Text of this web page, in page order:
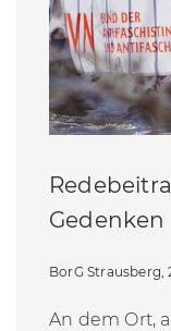
Gedenken
BorG Strausberg,
An dem Ort,